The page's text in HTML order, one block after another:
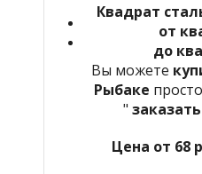
Квадрат
от
до
Вы можете
Рыбаке
"
Цена от 68